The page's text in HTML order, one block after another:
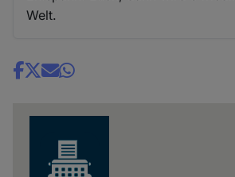
Welt.
Share